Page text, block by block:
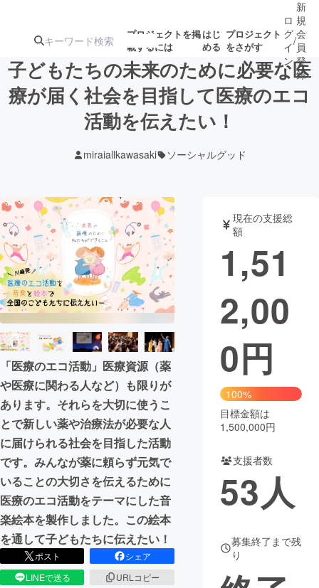
プロジェクトを掲
載するには
はじ
める
プロジェクト
をさがす
注目のリ 注目の新着プロ
ジェクト
募集終了が近いプ
テクノロジー・ガジェット
映像・映画 書籍・雑誌
ビジネス・起業 チャレンジ
まちづくり・地域活性化
CAMPFIRE for Social Good
CAMPFIRE Creation
CAMPFIREふるさと納税machi-ya コミュニティ
ロ
グ
イ
ン
/
新
規
会
員
登
録
子どもたちの未来のために必要な医
療が届く社会を目指して医療のエコ
活動を伝えたい！
miraiallkawasaki ソーシャルグッド
「医療のエコ活動」医療資源（薬
や医療に関わる人など）も限りが
あります。それらを大切に使うこ
とで新しい薬や治療法が必要な人
に届けられる社会を目指した活動
です。みんなが薬に頼らず元気で
いることの大切さを伝えるために
医療のエコ活動をテーマにした音
楽絵本を製作しました。この絵本
を通して子どもたちに伝えたい！
ポスト
シェア
LINEで送る
URLコピー
現在の支援総
額
1,51
2,00
0円
100%
目標金額は
1,500,000円
支援者数
53人
募集終了まで残
り